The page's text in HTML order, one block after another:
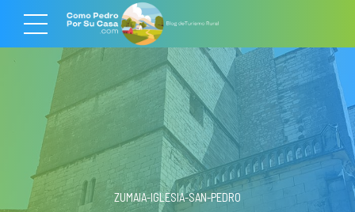
ZUMAIA-IGLESIA-SAN-PEDRO